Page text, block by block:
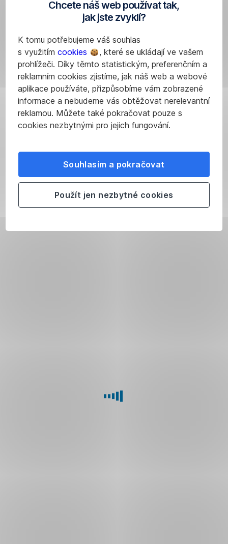
Chcete náš web používat tak,
jak jste zvyklí?
K tomu potřebujeme váš souhlas
s využitím cookies
, které se ukládají ve vašem
prohlížeči. Díky těmto statistickým, preferenčním a
reklamním cookies zjistíme, jak náš web a webové
aplikace používáte, přizpůsobíme vám zobrazené
informace a nebudeme vás obtěžovat nerelevantní
reklamou. Můžete také pokračovat pouze s
cookies nezbytnými pro jejich fungování.
Souhlasím a pokračovat
Použít jen nezbytné cookies